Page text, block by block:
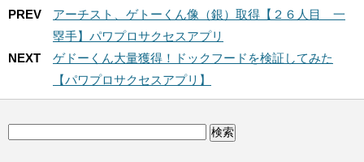
PREV
アーチスト、ゲトーくん像（銀）取得【２６人目 一
塁手】パワプロサクセスアプリ
NEXT
ゲドーくん大量獲得！ドックフードを検証してみた
【パワプロサクセスアプリ】